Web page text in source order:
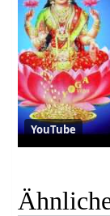
YouTube